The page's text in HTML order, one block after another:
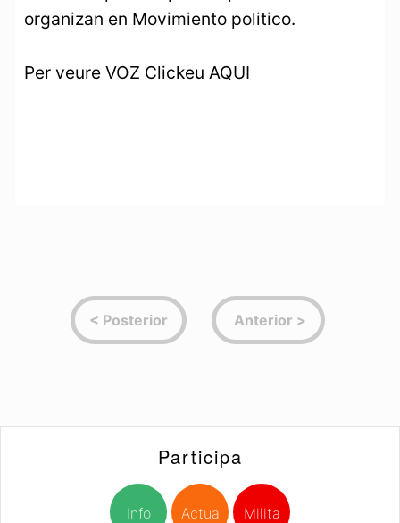
organizan en Movimiento politico.
Per veure VOZ Clickeu AQUI
Participa
Info Actua Milita